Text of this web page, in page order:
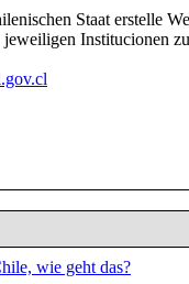
Staat erstelle
Institucionen
wie geht das?